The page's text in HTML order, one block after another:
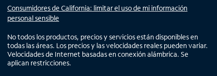
Consumidores de California: limitar el uso de mi información
personal sensible
No todos los productos, precios y servicios están disponibles en
todas las áreas. Los precios y las velocidades reales pueden variar.
Velocidades de Internet basadas en conexión alámbrica. Se
aplican restricciones.